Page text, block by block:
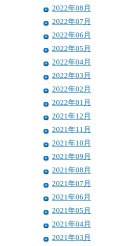
2022年08月
2022年07月
2022年06月
2022年05月
2022年04月
2022年03月
2022年02月
2022年01月
2021年12月
2021年11月
2021年10月
2021年09月
2021年08月
2021年07月
2021年06月
2021年05月
2021年04月
2021年03月